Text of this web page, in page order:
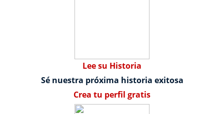
Lee su Historia
Sé nuestra próxima historia exitosa
Crea tu perfil gratis